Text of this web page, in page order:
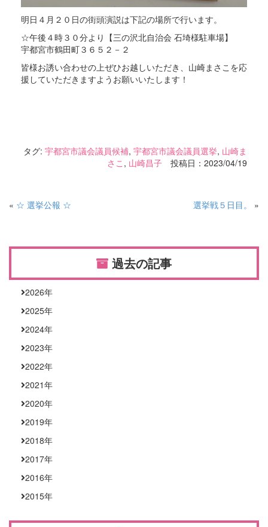
明日４月２０日の街頭演説は下記の場所で行います。
☆午後４時３０分より【三の沢北自治会 石埼様駐車場】
宇都宮市鶴田町３６５２－２
皆様お誘い合わせの上ぜひお越しいただき、山崎まさこを応
援していただきますようお願いいたします！
タグ: 宇都宮市議会議員候補, 宇都宮市議会議員選挙, 山崎ま
さこ , 山崎昌子 投稿日：2023/04/19
« ☆ 選挙公報 ☆ 選挙戦５日目。 »
過去の記事
2026年
2025年
2024年
2023年
2022年
2021年
2020年
2019年
2018年
2017年
2016年
2015年